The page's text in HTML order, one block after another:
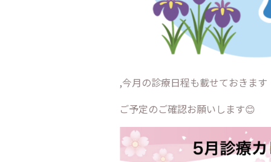
,今月の診療日程も載せておきます
ご予定のご確認お願いします😊